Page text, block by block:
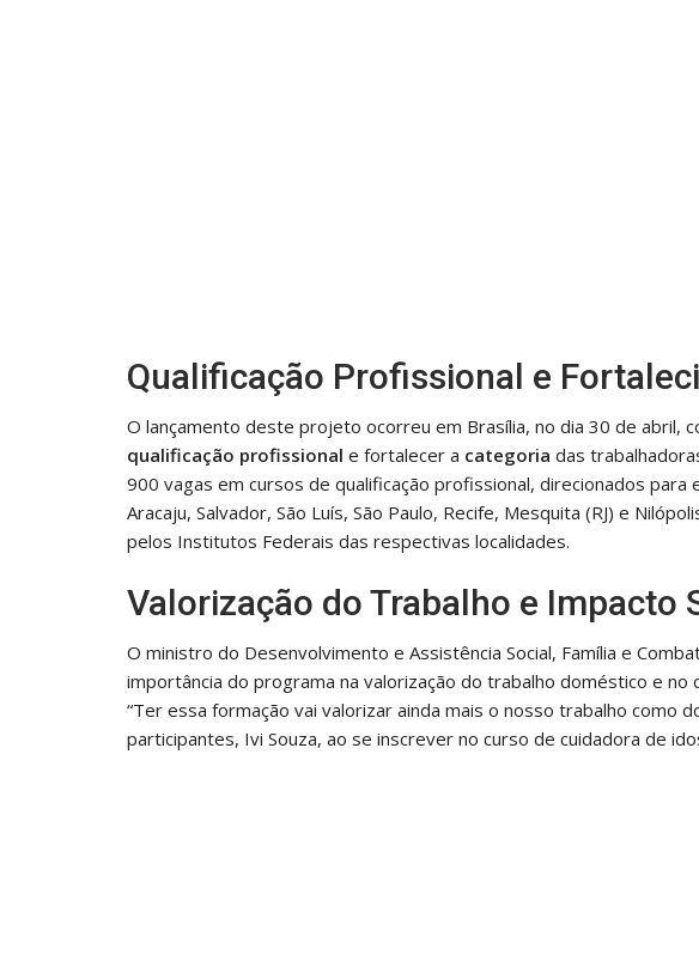
Qualificação Profissional e
O lançamento deste projeto ocorreu em Brasília, no dia 30 de abril,
qualificação profissional e fortalecer a categoria das
900 vagas em cursos de qualificação profissional, direcionados para
Aracaju, Salvador, São Luís, São Paulo, Recife, Mesquita (RJ) e
pelos Institutos Federais das respectivas localidades.
Valorização do Trabalho e Impacto
O ministro do Desenvolvimento e Assistência Social, Família e
importância do programa na valorização do trabalho doméstico e no
“Ter essa formação vai valorizar ainda mais o nosso trabalho como
participantes, Ivi Souza, ao se inscrever no curso de cuidadora de